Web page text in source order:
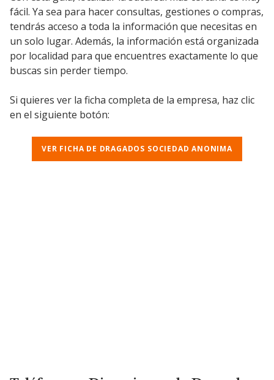
fácil. Ya sea para hacer consultas, gestiones o compras,
tendrás acceso a toda la información que necesitas en
un solo lugar. Además, la información está organizada
por localidad para que encuentres exactamente lo que
buscas sin perder tiempo.
Si quieres ver la ficha completa de la empresa, haz clic
en el siguiente botón:
VER FICHA DE DRAGADOS SOCIEDAD ANONIMA